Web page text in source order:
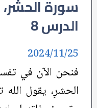
الدرس 8
فنحن الآن في
الحشرِ، يقول
2024/11/25